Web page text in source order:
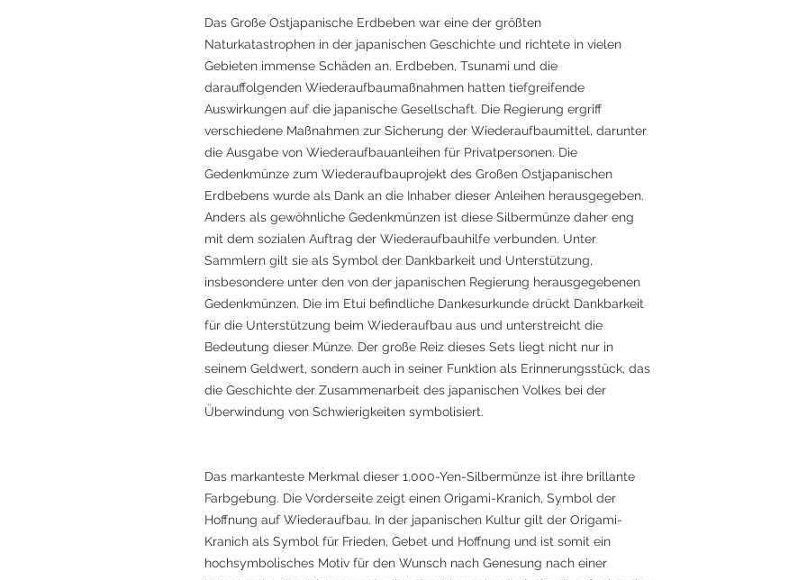
Das Große Ostjapanische Erdbeben war eine der größten
Naturkatastrophen in der japanischen Geschichte und richtete in vielen
Gebieten immense Schäden an. Erdbeben, Tsunami und die
darauffolgenden Wiederaufbaumaßnahmen hatten tiefgreifende
Auswirkungen auf die japanische Gesellschaft. Die Regierung ergriff
verschiedene Maßnahmen zur Sicherung der Wiederaufbaumittel, darunter
die Ausgabe von Wiederaufbauanleihen für Privatpersonen. Die
Gedenkmünze zum Wiederaufbauprojekt des Großen Ostjapanischen
Erdbebens wurde als Dank an die Inhaber dieser Anleihen herausgegeben.
Anders als gewöhnliche Gedenkmünzen ist diese Silbermünze daher eng
mit dem sozialen Auftrag der Wiederaufbauhilfe verbunden. Unter
Sammlern gilt sie als Symbol der Dankbarkeit und Unterstützung,
insbesondere unter den von der japanischen Regierung herausgegebenen
Gedenkmünzen. Die im Etui befindliche Dankesurkunde drückt Dankbarkeit
für die Unterstützung beim Wiederaufbau aus und unterstreicht die
Bedeutung dieser Münze. Der große Reiz dieses Sets liegt nicht nur in
seinem Geldwert, sondern auch in seiner Funktion als Erinnerungsstück, das
die Geschichte der Zusammenarbeit des japanischen Volkes bei der
Überwindung von Schwierigkeiten symbolisiert.
Das markanteste Merkmal dieser 1.000-Yen-Silbermünze ist ihre brillante
Farbgebung. Die Vorderseite zeigt einen Origami-Kranich, Symbol der
Hoffnung auf Wiederaufbau. In der japanischen Kultur gilt der Origami-
Kranich als Symbol für Frieden, Gebet und Hoffnung und ist somit ein
hochsymbolisches Motiv für den Wunsch nach Genesung nach einer